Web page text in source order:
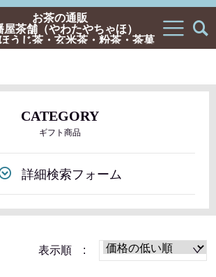
お茶の通販
屋茶舗（やわたやちゃほ）
うじ茶・玄米茶・粉茶・茶菓
子・ギフトの通販
CATEGORY
ギフト商品
詳細検索フォーム
表示順 :